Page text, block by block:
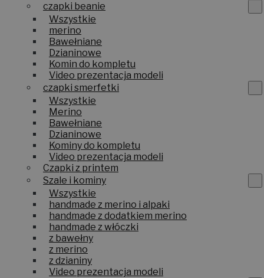
czapki beanie
Wszystkie
merino
Bawełniane
Dzianinowe
Komin do kompletu
Video prezentacja modeli
czapki smerfetki
Wszystkie
Merino
Bawełniane
Dzianinowe
Kominy do kompletu
Video prezentacja modeli
Czapki z printem
Szale i kominy
Wszystkie
handmade z merino i alpaki
handmade z dodatkiem merino
handmade z włóczki
z bawełny
z merino
z dzianiny
Video prezentacja modeli